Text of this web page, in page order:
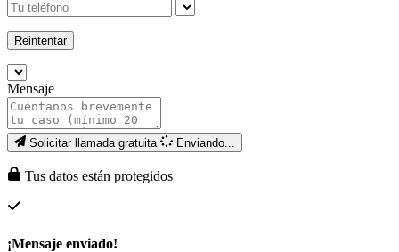
Reintentar
Mensaje
Solicitar llamada gratuita Enviando...
Tus datos están protegidos
¡Mensaje enviado!